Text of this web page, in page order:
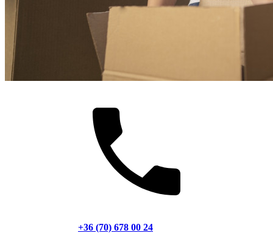
+36 (70) 678 00 24